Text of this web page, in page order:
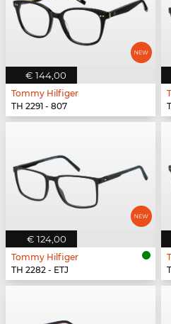
€ 144,00
Tommy Hilfiger
TH 2291 - 807
€ 124,00
Tommy Hilfiger
TH 2282 - ETJ